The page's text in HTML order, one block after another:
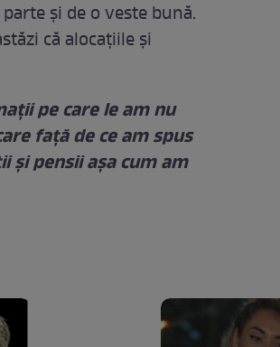
și de o veste bună.
că alocațiile și
pe care le am nu
față de ce am spus
și pensii așa cum am